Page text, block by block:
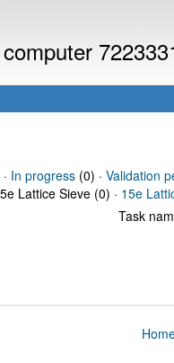
In progress(0) · Validation
Lattice Sieve (0) · 15e
Task